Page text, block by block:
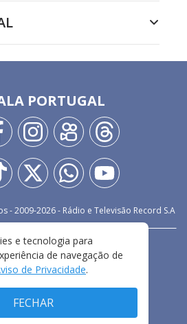
PORTUGAL
- 2009-2026- Rádio e Televisão Record S.A
CONOSCO
PRIVACIDADE
E CONDIÇÕES DE USO
e tecnologia para
de navegação de
de Privacidade.
FECHAR